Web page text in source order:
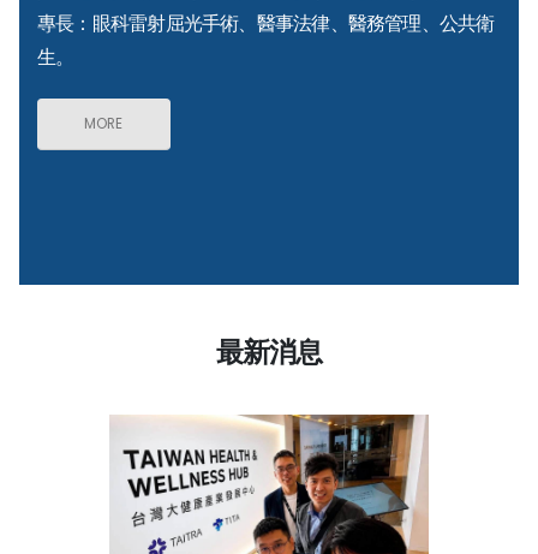
專長：眼科雷射屈光手術、醫事法律、醫務管理、公共衛
生。
MORE
最新消息